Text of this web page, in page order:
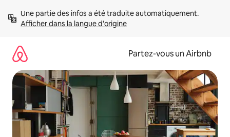
directement
Afficher dans la langue d'origine
Partez-vous un Airbnb